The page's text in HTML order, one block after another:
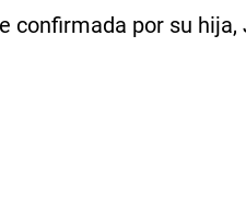
confirmada por su